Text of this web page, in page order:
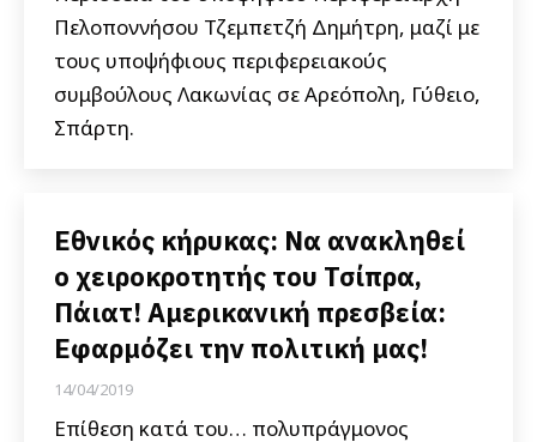
Πελοποννήσου Τζεμπετζή Δημήτρη, μαζί με
τους υποψήφιους περιφερειακούς
συμβούλους Λακωνίας σε Αρεόπολη, Γύθειο,
Σπάρτη.
Εθνικός κήρυκας: Να ανακληθεί
ο χειροκροτητής του Τσίπρα,
Πάιατ! Αμερικανική πρεσβεία:
Εφαρμόζει την πολιτική μας!
14/04/2019
Επίθεση κατά του… πολυπράγμονος